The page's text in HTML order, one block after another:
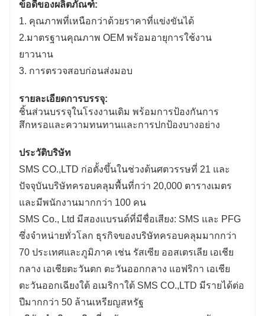
ข้อดีของผลิตภัณฑ์:
1. คุณภาพที่เหนือกว่าด้วยราคาที่แข่งขันได้
2.มาตรฐานคุณภาพ OEM พร้อมอายุการใช้งาน
ยาวนาน
3. การตรวจสอบก่อนส่งมอบ
รายละเอียดการบรรจุ:
ชิ้นส่วนบรรจุในโรงงานเดิม พร้อมการป้องกันการ
สึกหรอและความทนทานและการปกป้องบางอย่าง
ประวัติบริษัท
SMS CO.,LTD ก่อตั้งขึ้นในช่วงต้นศตวรรษที่ 21 และ
ปัจจุบันบริษัทครอบคลุมพื้นที่กว่า 20,000 ตารางเมตร
และมีพนักงานมากกว่า 100 คน
SMS Co., Ltd มีสองแบรนด์ที่มีชื่อเสียง: SMS และ PFG
ซึ่งจำหน่ายทั่วโลก ธุรกิจของบริษัทครอบคลุมมากกว่า
70 ประเทศและภูมิภาค เช่น รัสเซีย ออสเตรเลีย เอเชีย
กลาง เอเชียตะวันตก ตะวันออกกลาง แอฟริกา เอเชีย
ตะวันออกเฉียงใต้ อเมริกาใต้ SMS CO.,LTD มีรายได้ต่อ
ปีมากกว่า 50 ล้านเหรียญสหรัฐ